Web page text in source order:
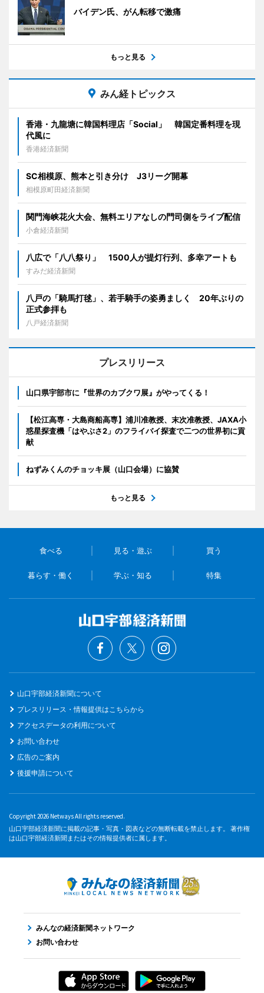
バイデン氏、がん転移で激痛
もっと見る
みん経トピックス
香港・九龍塘に韓国料理店「Social」 韓国定番料理を現
代風に
香港経済新聞
SC相模原、熊本と引き分け J3リーグ開幕
相模原町田経済新聞
関門海峡花火大会、無料エリアなしの門司側をライブ配信
小倉経済新聞
八広で「八八祭り」 1500人が提灯行列、多幸アートも
すみだ経済新聞
八戸の「騎馬打毬」、若手騎手の姿勇ましく 20年ぶりの
正式参拝も
八戸経済新聞
プレスリリース
山口県宇部市に『世界のカブクワ展』がやってくる！
【松江高専・大島商船高専】浦川准教授、末次准教授、JAXA小
惑星探査機「はやぶさ2」のフライバイ探査で二つの世界初に貢
献
ねずみくんのチョッキ展（山口会場）に協賛
もっと見る
食べる 見る・遊ぶ 買う
暮らす・働く 学ぶ・知る 特集
山口宇部経済新聞について
プレスリリース・情報提供はこちらから
アクセスデータの利用について
お問い合わせ
広告のご案内
後援申請について
Copyright 2026 Netways All rights reserved.
山口宇部経済新聞に掲載の記事・写真・図表などの無断転載を禁止します。 著作権
は山口宇部経済新聞またはその情報提供者に属します。
みんなの経済新聞ネットワーク
お問い合わせ